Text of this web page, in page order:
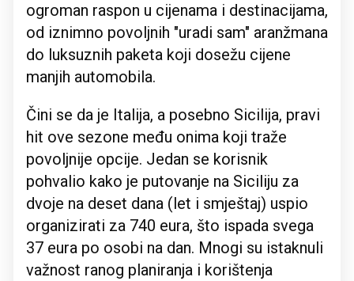
ogroman raspon u cijenama i destinacijama,
od iznimno povoljnih "uradi sam" aranžmana
do luksuznih paketa koji dosežu cijene
manjih automobila.
Čini se da je Italija, a posebno Sicilija, pravi
hit ove sezone među onima koji traže
povoljnije opcije. Jedan se korisnik
pohvalio kako je putovanje na Siciliju za
dvoje na deset dana (let i smještaj) uspio
organizirati za 740 eura, što ispada svega
37 eura po osobi na dan. Mnogi su istaknuli
važnost ranog planiranja i korištenja